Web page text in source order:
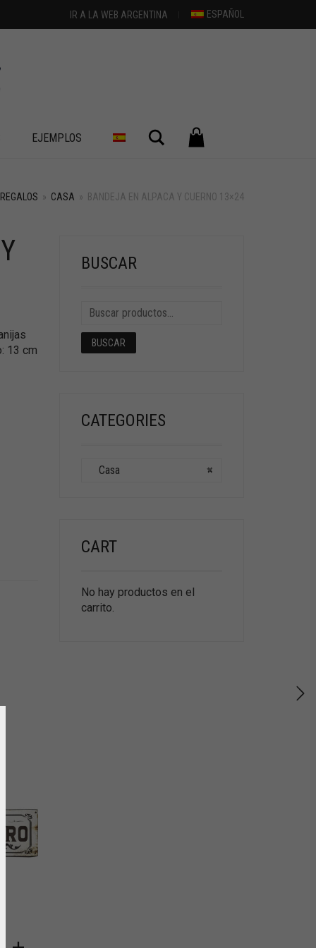
IR A LA WEB ARGENTINA ESPAÑOL
EJEMPLOS Buscar
REGALOS » CASA » BANDEJA EN ALPACA Y CUERNO 13×24
13 cm
BUSCAR
BUSCAR
CATEGORIES
×
Casa
CART
No hay productos en el
carrito.